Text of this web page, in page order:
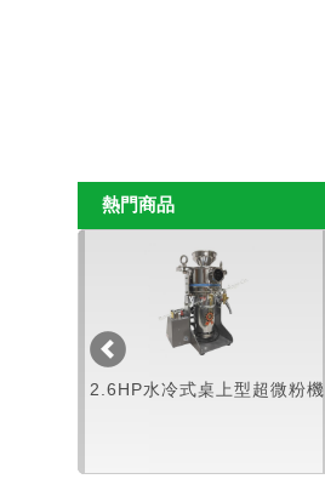
熱門商品
2.6HP水冷式桌上型超微粉機